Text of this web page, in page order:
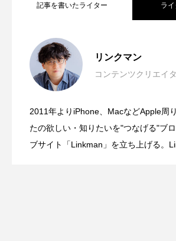
記事を書いたライター ラ
リンクマン
コンテンツクリエイ
2011年よりiPhone、MacなどApple周
たの欲しい・知りたいを"つなげる"ブ
ブサイト「Linkman」を立ち上げる。
2026.08.08
は？
2026.07.27
オープンキャンパスに1
2026.07.09 発想の転換が面白い！紙